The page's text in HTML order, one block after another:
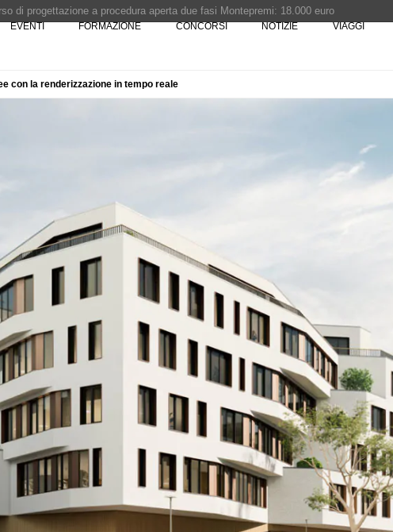
EVENTI FORMAZIONE CONCORSI NOTIZIE VIAGGI
con la renderizzazione in tempo reale
di progettazione a procedura aperta due fasi Montepremi: 18.000 euro